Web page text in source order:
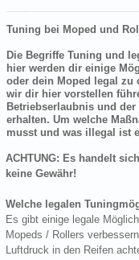
Tuning bei Moped und
Die Begriffe Tuning und
hier werden dir einige
oder dein Moped legal zu
wir dir hier vorstellen
Betriebserlaubnis und
erhalten. Um welche
musst und was illegal ist
ACHTUNG: Es handelt
keine Gewähr!
Welche legalen
Es gibt einige legale
Mopeds / Rollers
Luftdruck in den Reifen